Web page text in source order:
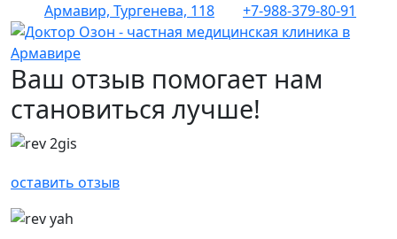
Армавир, Тургенева, 118 +7-988-379-80-91
Ваш отзыв помогает нам
становиться лучше!
оставить отзыв